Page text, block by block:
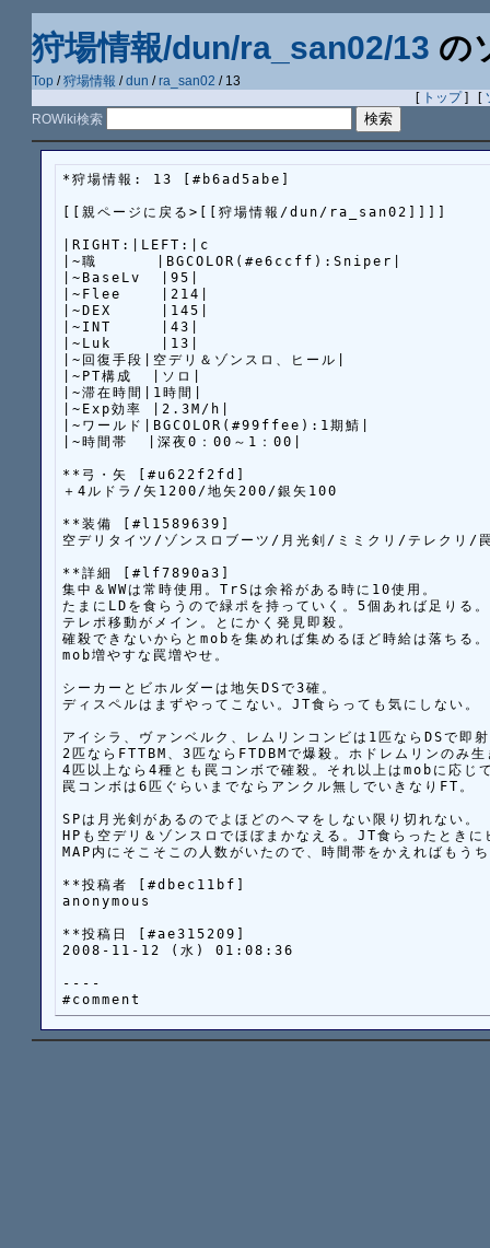
狩場情報/dun/ra_san02/13 の
Top /狩場情報 /dun /ra_san02 / 13
[ トップ] [
ROWiki検索
*狩場情報: 13 [#b6ad5abe]
[[親ページに戻る>[[狩場情報/dun/ra_san02]]]]
|RIGHT:|LEFT:|c
|~職      |BGCOLOR(#e6ccff):Sniper|
|~BaseLv  |95|
|~Flee    |214|
|~DEX     |145|
|~INT     |43|
|~Luk     |13|
|~回復手段|空デリ＆ゾンスロ、ヒール|
|~PT構成  |ソロ|
|~滞在時間|1時間|
|~Exp効率 |2.3M/h|
|~ワールド|BGCOLOR(#99ffee):1期鯖|
|~時間帯  |深夜0：00～1：00|
**弓・矢 [#u622f2fd]
＋4ルドラ/矢1200/地矢200/銀矢100
**装備 [#l1589639]
空デリタイツ/ゾンスロブーツ/月光剣/ミミクリ/テレクリ/
**詳細 [#lf7890a3]
集中＆WWは常時使用。TrSは余裕がある時に10使用。
たまにLDを食らうので緑ポを持っていく。5個あれば足りる。
テレポ移動がメイン。とにかく発見即殺。
確殺できないからとmobを集めれば集めるほど時給は落ちる。
mob増やすな罠増やせ。
シーカーとビホルダーは地矢DSで3確。
ディスペルはまずやってこない。JT食らっても気にしない。
アイシラ、ヴァンベルク、レムリンコンビは1匹ならDSで即
2匹ならFTTBM、3匹ならFTDBMで爆殺。ホドレムリンのみ
4匹以上なら4種とも罠コンボで確殺。それ以上はmobに応じ
罠コンボは6匹ぐらいまでならアンクル無しでいきなりFT。
SPは月光剣があるのでよほどのヘマをしない限り切れない。
HPも空デリ＆ゾンスロでほぼまかなえる。JT食らったときに
MAP内にそこそこの人数がいたので、時間帯をかえればもう
**投稿者 [#dbec11bf]
anonymous
**投稿日 [#ae315209]
2008-11-12 (水) 01:08:36
----